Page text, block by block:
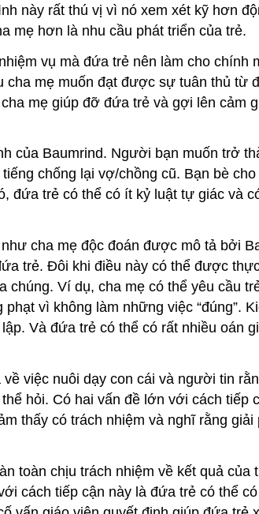
này rất thú vị vì nó xem xét kỹ hơn
mẹ hơn là nhu cầu phát triển của trẻ.
vụ mà đứa trẻ nên làm cho
cha mẹ muốn đạt được sự tuân thủ
mẹ giúp đỡ đứa trẻ và gợi lên cảm
của Baumrind. Người bạn muốn trở
chống lại vợ/chồng cũ. Bạn bè
đứa trẻ có thể có ít kỷ luật tự giác và
cha mẹ độc đoán được mô tả bởi
trẻ. Đôi khi điều này có thể được
Ví dụ, cha mẹ có thể yêu cầu
vì không làm những việc “đúng”.
Và đứa trẻ có thể có rất nhiều oán
việc nuôi dạy con cái và người tin
hỏi. Có hai vấn đề lớn với cách tiếp
thấy có trách nhiệm và nghĩ rằng
toàn chịu trách nhiệm về kết quả của
cách tiếp cận này là đứa trẻ có thể